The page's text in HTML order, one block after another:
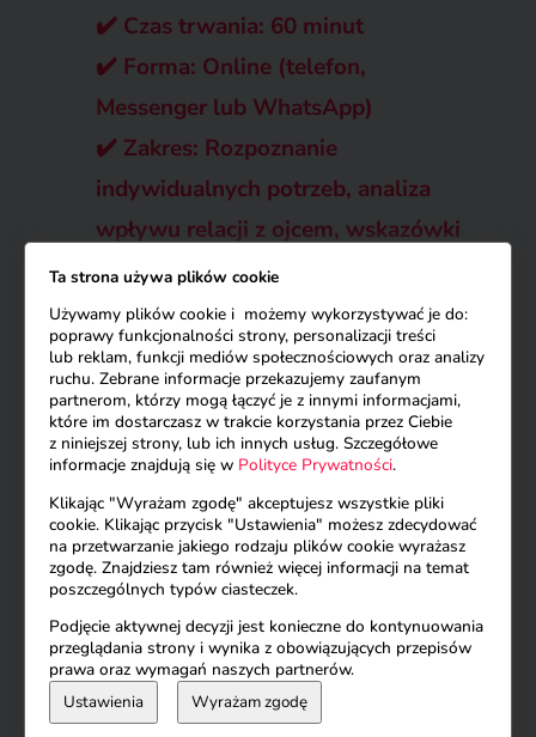
✔️ Czas trwania: 60 minut
✔️ Forma: Online (telefon,
Messenger lub WhatsApp)
✔️ Zakres: Rozpoznanie
indywidualnych potrzeb, analiza
wpływu relacji z ojcem, wskazówki
do dalszej pracy, przestrzeń na Twoje
pytania i emocje
Konsultacja psychologiczna
online pomoże Ci odnaleźć
siebie
decyzje podjęłaś wcześniej, ani jak
wyglądała Twoja historia. To, co ma
znaczenie, to to, co zrobisz teraz.
Wszystko zaczyna się od jednej decyzji.
Od jednej rozmowy. Nie obiecuję Ci
bajki. Obiecuję Ci prawdę – jeśli jesteś
Ta strona używa plików cookie
Używamy plików cookie i możemy wykorzystywać je do:
poprawy funkcjonalności strony, personalizacji treści
lub reklam, funkcji mediów społecznościowych oraz analizy
ruchu. Zebrane informacje przekazujemy zaufanym
partnerom, którzy mogą łączyć je z innymi informacjami,
które im dostarczasz w trakcie korzystania przez Ciebie
z niniejszej strony, lub ich innych usług. Szczegółowe
informacje znajdują się w Polityce Prywatności.
Klikając "Wyrażam zgodę" akceptujesz wszystkie pliki
cookie. Klikając przycisk "Ustawienia" możesz zdecydować
na przetwarzanie jakiego rodzaju plików cookie wyrażasz
zgodę. Znajdziesz tam również więcej informacji na temat
poszczególnych typów ciasteczek.
Podjęcie aktywnej decyzji jest konieczne do kontynuowania
przeglądania strony i wynika z obowiązujących przepisów
prawa oraz wymagań naszych partnerów.
Ustawienia Wyrażam zgodę